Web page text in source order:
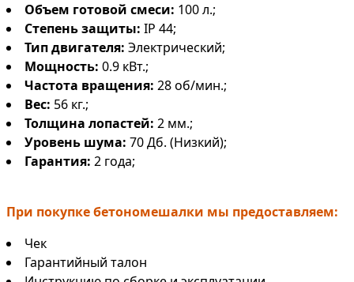
Объем готовой смеси: 100 л.;
Степень защиты: IP 44;
Тип двигателя: Электрический;
Мощность: 0.9 кВт.;
Частота вращения: 28 об/мин.;
Вес: 56 кг.;
Толщина лопастей: 2 мм.;
Уровень шума: 70 Дб. (Низкий);
Гарантия: 2 года;
При покупке бетономешалки мы предоставляем:
Чек
Гарантийный талон